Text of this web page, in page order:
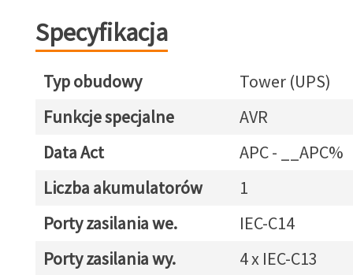
Specyfikacja
Typ obudowy
Tower (UPS)
Funkcje specjalne
AVR
Data Act
APC - __APC%
Liczba akumulatorów
1
Porty zasilania we.
IEC-C14
Porty zasilania wy.
4 x IEC-C13